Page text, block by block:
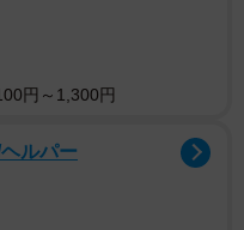
と軽い気持ちで中に侵
撮りを楽しんでいまし
如として赤い光が点滅
円～1,300円
ルパー